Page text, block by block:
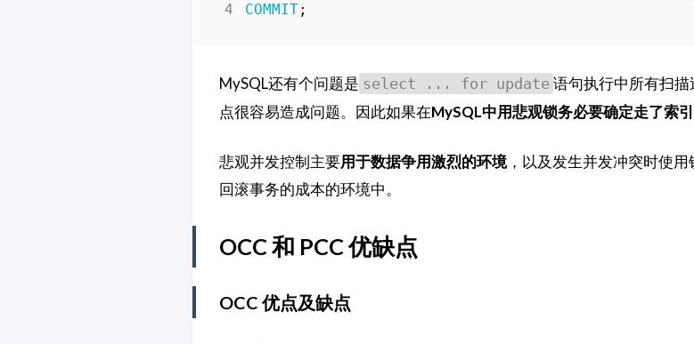
COMMIT;
MySQL还有个问题是 select ... for update 语句执行中所有扫
点很容易造成问题。因此如果在MySQL中用悲观锁务必要确定走了索
悲观并发控制主要用于数据争用激烈的环境，以及发生并发冲突时使
回滚事务的成本的环境中。
OCC 和 PCC 优缺点
OCC 优点及缺点